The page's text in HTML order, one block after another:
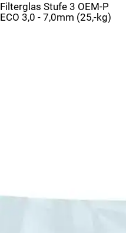
Filterglas Stufe 3 OEM-P
ECO 3,0 - 7,0mm (25,-kg)